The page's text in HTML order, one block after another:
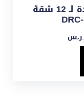
كاميرا بوابة ملونة متعددة لـ 12 شقة
ر.س